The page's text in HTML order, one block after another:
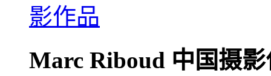
Marc Riboud 中国摄